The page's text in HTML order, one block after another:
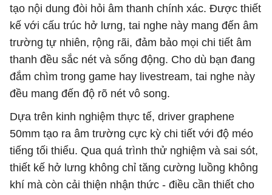
tạo nội dung đòi hỏi âm thanh chính xác. Được thiết
kế với cấu trúc hở lưng, tai nghe này mang đến âm
trường tự nhiên, rộng rãi, đảm bảo mọi chi tiết âm
thanh đều sắc nét và sống động. Cho dù bạn đang
đắm chìm trong game hay livestream, tai nghe này
đều mang đến độ rõ nét vô song.
Dựa trên kinh nghiệm thực tế, driver graphene
50mm tạo ra âm trường cực kỳ chi tiết với độ méo
tiếng tối thiểu. Qua quá trình thử nghiệm và sai sót,
thiết kế hở lưng không chỉ tăng cường luồng không
khí mà còn cải thiện nhận thức - điều cần thiết cho